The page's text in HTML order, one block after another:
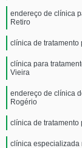
endereço de clínica
Retiro
clínica de tratamento
clínica para
Vieira
endereço de clínica
Rogério
clínica de
clínica especializada